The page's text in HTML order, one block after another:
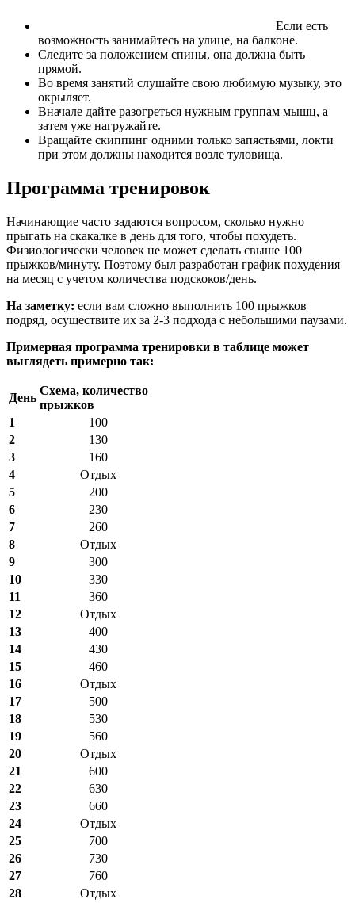
Если есть
возможность занимайтесь на улице, на балконе.
Следите за положением спины, она должна быть
прямой.
Во время занятий слушайте свою любимую музыку, это
окрыляет.
Вначале дайте разогреться нужным группам мышц, а
затем уже нагружайте.
Вращайте скиппинг одними только запястьями, локти
при этом должны находится возле туловища.
Программа тренировок
Начинающие часто задаются вопросом, сколько нужно
прыгать на скакалке в день для того, чтобы похудеть.
Физиологически человек не может сделать свыше 100
прыжков/минуту. Поэтому был разработан график похудения
на месяц с учетом количества подскоков/день.
На заметку: если вам сложно выполнить 100 прыжков
подряд, осуществите их за 2-3 подхода с небольшими паузами.
Примерная программа тренировки в таблице может
выглядеть примерно так:
День
Схема, количество
прыжков
1
100
2
130
3
160
4
Отдых
5
200
6
230
7
260
8
Отдых
9
300
10
330
11
360
12
Отдых
13
400
14
430
15
460
16
Отдых
17
500
18
530
19
560
20
Отдых
21
600
22
630
23
660
24
Отдых
25
700
26
730
27
760
28
Отдых